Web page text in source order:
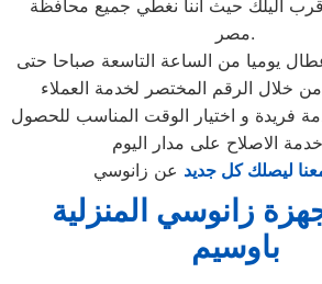
اقرب اليلك حيث اننا نغطي جميع محافظة
مصر.
يوميا من الساعة التاسعة صباحا حتى
فريدة و اختيار الوقت المناسب للحصول
الاصلاح على مدار اليوم
ليصلك كل جديد عن زانوسي
زانوسي المنزلية
باوسيم